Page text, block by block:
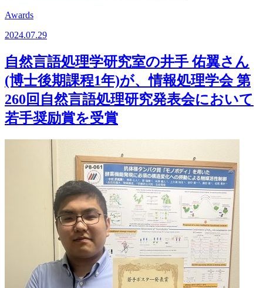
Awards
2024.07.29
自然言語処理学研究室の井手 佑翼さん
(博士後期課程1年)が、情報処理学会 第
260回自然言語処理研究発表会において
若手奨励賞を受賞